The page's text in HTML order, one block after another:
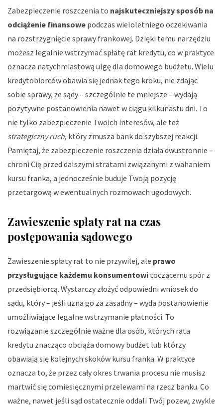
Zabezpieczenie roszczenia to najskuteczniejszy sposób na
odciążenie finansowe podczas wieloletniego oczekiwania
na rozstrzygnięcie sprawy frankowej. Dzięki temu narzędziu
możesz legalnie wstrzymać spłatę rat kredytu, co w praktyce
oznacza natychmiastową ulgę dla domowego budżetu. Wielu
kredytobiorców obawia się jednak tego kroku, nie zdając
sobie sprawy, że sądy – szczególnie te mniejsze – wydają
pozytywne postanowienia nawet w ciągu kilkunastu dni. To
nie tylko zabezpieczenie Twoich interesów, ale też
strategiczny ruch, który zmusza bank do szybszej reakcji.
Pamiętaj, że zabezpieczenie roszczenia działa dwustronnie –
chroni Cię przed dalszymi stratami związanymi z wahaniem
kursu franka, a jednocześnie buduje Twoją pozycję
przetargową w ewentualnych rozmowach ugodowych.
Zawieszenie spłaty rat na czas
postępowania sądowego
Zawieszenie spłaty rat to nie przywilej, ale prawo
przysługujące każdemu konsumentowi toczącemu spór z
przedsiębiorcą. Wystarczy złożyć odpowiedni wniosek do
sądu, który – jeśli uzna go za zasadny – wyda postanowienie
umożliwiające legalne wstrzymanie płatności. To
rozwiązanie szczególnie ważne dla osób, których rata
kredytu znacząco obciąża domowy budżet lub którzy
obawiają się kolejnych skoków kursu franka. W praktyce
oznacza to, że przez cały okres trwania procesu nie musisz
martwić się comiesięcznymi przelewami na rzecz banku. Co
ważne, nawet jeśli sąd ostatecznie oddali Twój pozew, zwykle